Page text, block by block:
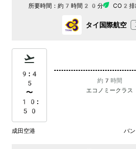
所要時間： 約7時間20分 CO2排
タイ国際航空
9:4
5
〜
10:
50
約7時間
エコノミークラス
成田空港 バ